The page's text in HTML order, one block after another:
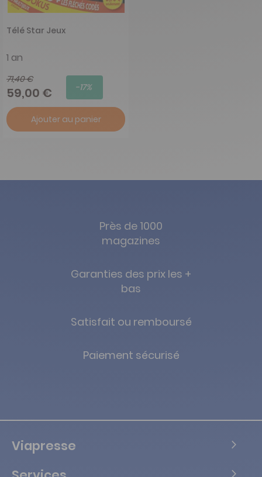
Télé Star Jeux
1 an
71,40 €
59,00 € -17%
Ajouter au panier
Près de 1000
magazines
Garanties des prix les +
bas
Satisfait ou remboursé
Paiement sécurisé
Viapresse